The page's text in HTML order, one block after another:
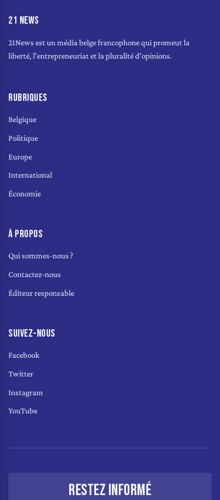
21 NEWS
21News est un média belge francophone qui promeut la
liberté, l'entrepreneuriat et la pluralité d'opinions.
RUBRIQUES
Belgique
Politique
Europe
International
Économie
À PROPOS
Qui sommes-nous ?
Contactez-nous
Éditeur responsable
SUIVEZ-NOUS
Facebook
Twitter
Instagram
YouTube
RESTEZ INFORMÉ